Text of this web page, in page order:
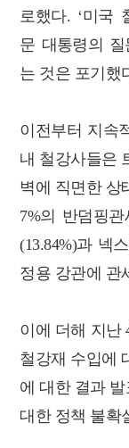
로했다. ‘미국
문 대통령의
는 것은 포기했
이전부터 지속
내 철강사들은
벽에 직면한 상
7%의 반덤핑
(13.84%)과 넥
정용 강관에 관
이에 더해 지난
철강재 수입에
에 대한 결과
대한 정책 불확